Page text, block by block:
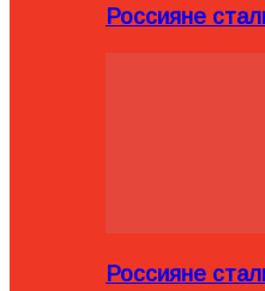
Россияне
Россияне